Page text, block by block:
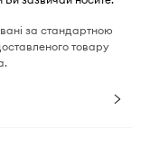
за стандартною
товару